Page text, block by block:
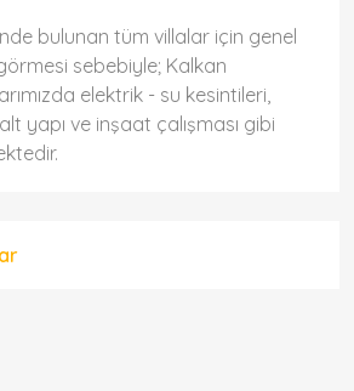
bulunan tüm villalar için genel
sebebiyle; Kalkan
elektrik - su kesintileri,
yapı ve inşaat çalışması gibi